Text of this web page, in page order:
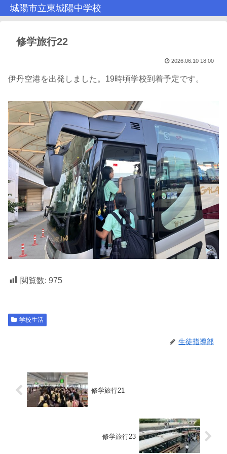
城陽市立東城陽中学校
修学旅行22
2026.06.10 18:00
伊丹空港を出発しました。19時頃学校到着予定です。
閲覧数: 975
学校生活
生徒指導部
修学旅行21
修学旅行23